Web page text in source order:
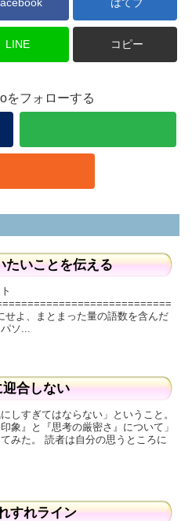
LINE コピー
をフォローする
たいことを伝える
よ、まとまった量の語数を含んだ
ソ...
合しない
しすぎてはならない」ということ。
象』と『思考の厳密さ』について」
みた。 読者は自分の思うところに
すれライン